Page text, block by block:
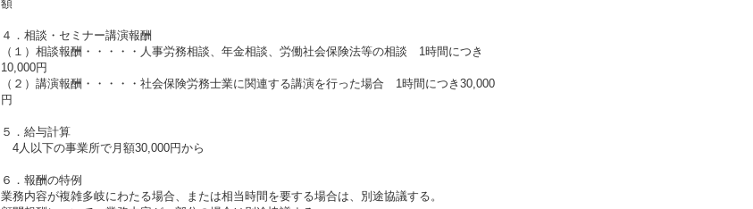
額
４．相談・セミナー講演報酬
（１）相談報酬・・・・・人事労務相談、年金相談、労働社会保険法等の相談 1時間につき
10,000円
（２）講演報酬・・・・・社会保険労務士業に関連する講演を行った場合 1時間につき30,000
円
５．給与計算
4人以下の事業所で月額30,000円から
６．報酬の特例
業務内容が複雑多岐にわたる場合、または相当時間を要する場合は、別途協議する。